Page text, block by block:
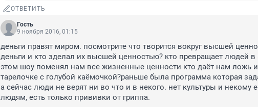
ОТВЕТИТЬ
Гость
9 ноября 2016, 01:15
деньги правят миром. посмотрите что творится вокруг высшей
деньги и кто зделал их высшей ценностью? кто превращает людей в
этом шоу поменял нам все жизненные ценности кто даёт нам ложь
тарелочке с голубой каёмочкой?раньше была программа которая
а сейчас люди не верят ни во что и в некого. нет культуры и некому
людям, есть только прививки от гриппа.